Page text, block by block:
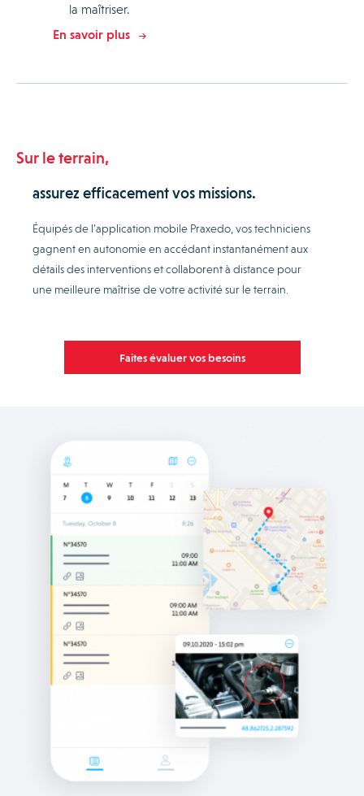
la maîtriser.
En savoir plus
Sur le terrain,
assurez efficacement vos missions.
Équipés de l’application mobile Praxedo, vos techniciens
gagnent en autonomie en accédant instantanément aux
détails des interventions et collaborent à distance pour
une meilleure maîtrise de votre activité sur le terrain.
Faites évaluer vos besoins